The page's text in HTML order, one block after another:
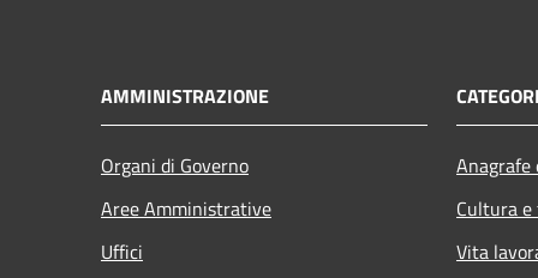
AMMINISTRAZIONE
Organi di Governo
Aree Amministrative
Uffici
Cultura
Vita